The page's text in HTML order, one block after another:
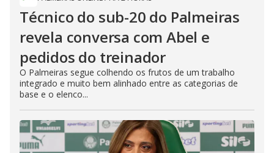
Técnico do sub-20 do Palmeiras
revela conversa com Abel e
pedidos do treinador
O Palmeiras segue colhendo os frutos de um trabalho
integrado e muito bem alinhado entre as categorias de
base e o elenco...